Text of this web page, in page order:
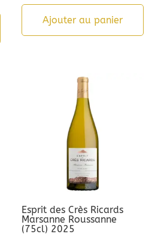
Ajouter au panier
Esprit des Crès Ricards
Marsanne Roussanne
(75cl) 2025